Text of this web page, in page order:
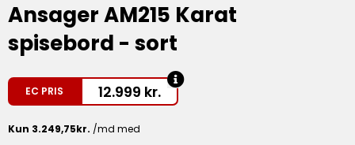
Ansager AM215 Karat
spisebord - sort
EC PRIS 12.999 kr.